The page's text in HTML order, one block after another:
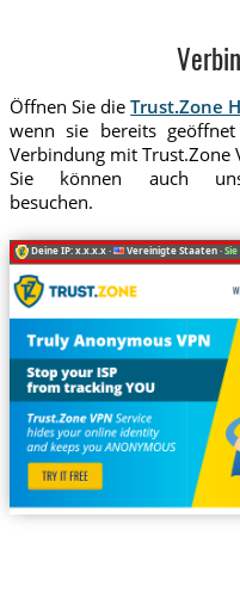
Öffnen Sie dieTrust.Zone
wenn sie bereits
Verbindung mit Trust.Zone
Sie können auch
besuchen.
Deine IP: x.x.x.x · Vereinigte Staaten ·